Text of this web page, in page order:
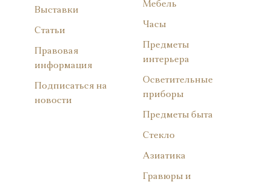
Выставки
Статьи
Правовая
информация
Подписаться на
новости
Мебель
Часы
Предметы
интерьера
Осветительные
приборы
Предметы быта
Стекло
Азиатика
Гравюры и